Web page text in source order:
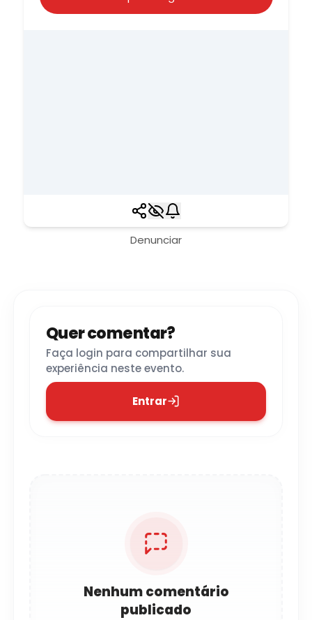
Denunciar
Quer comentar?
Faça login para compartilhar sua
experiência neste evento.
Entrar
Nenhum comentário
publicado